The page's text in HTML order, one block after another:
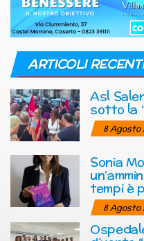
ARTICOLI RECENTI
Asl
sotto la
8 Agosto
Sonia
tempi è
8 Agosto